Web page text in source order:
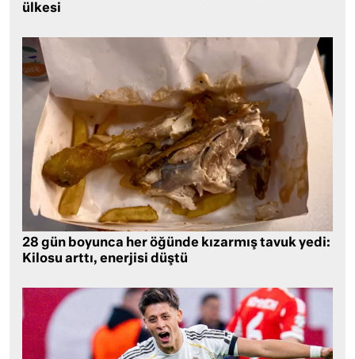
ülkesi
28 gün boyunca her öğünde kızarmış tavuk yedi:
Kilosu arttı, enerjisi düştü